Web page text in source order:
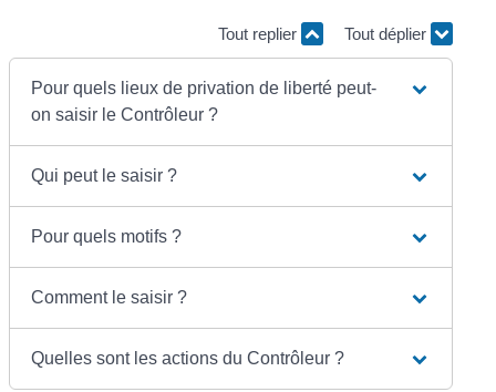
Tout replier Tout déplier
Pour quels lieux de privation de liberté peut-
on saisir le Contrôleur ?
Qui peut le saisir ?
Pour quels motifs ?
Comment le saisir ?
Quelles sont les actions du Contrôleur ?